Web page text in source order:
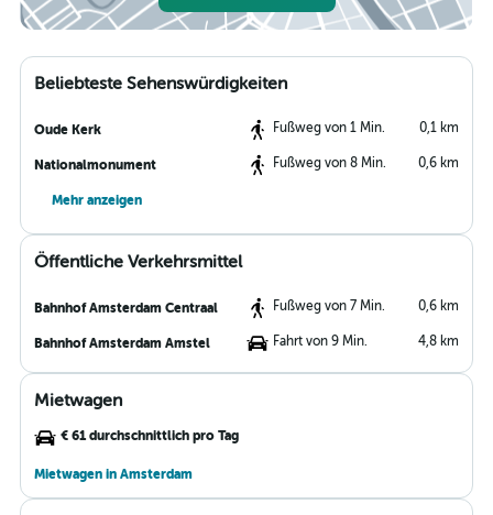
Beliebteste Sehenswürdigkeiten
Oude Kerk Fußweg von 1 Min. 0,1 km
Nationalmonument Fußweg von 8 Min. 0,6 km
Mehr anzeigen
Öffentliche Verkehrsmittel
Bahnhof Amsterdam Centraal Fußweg von 7 Min. 0,6 km
Bahnhof Amsterdam Amstel Fahrt von 9 Min. 4,8 km
Mietwagen
€ 61 durchschnittlich pro Tag
Mietwagen in Amsterdam